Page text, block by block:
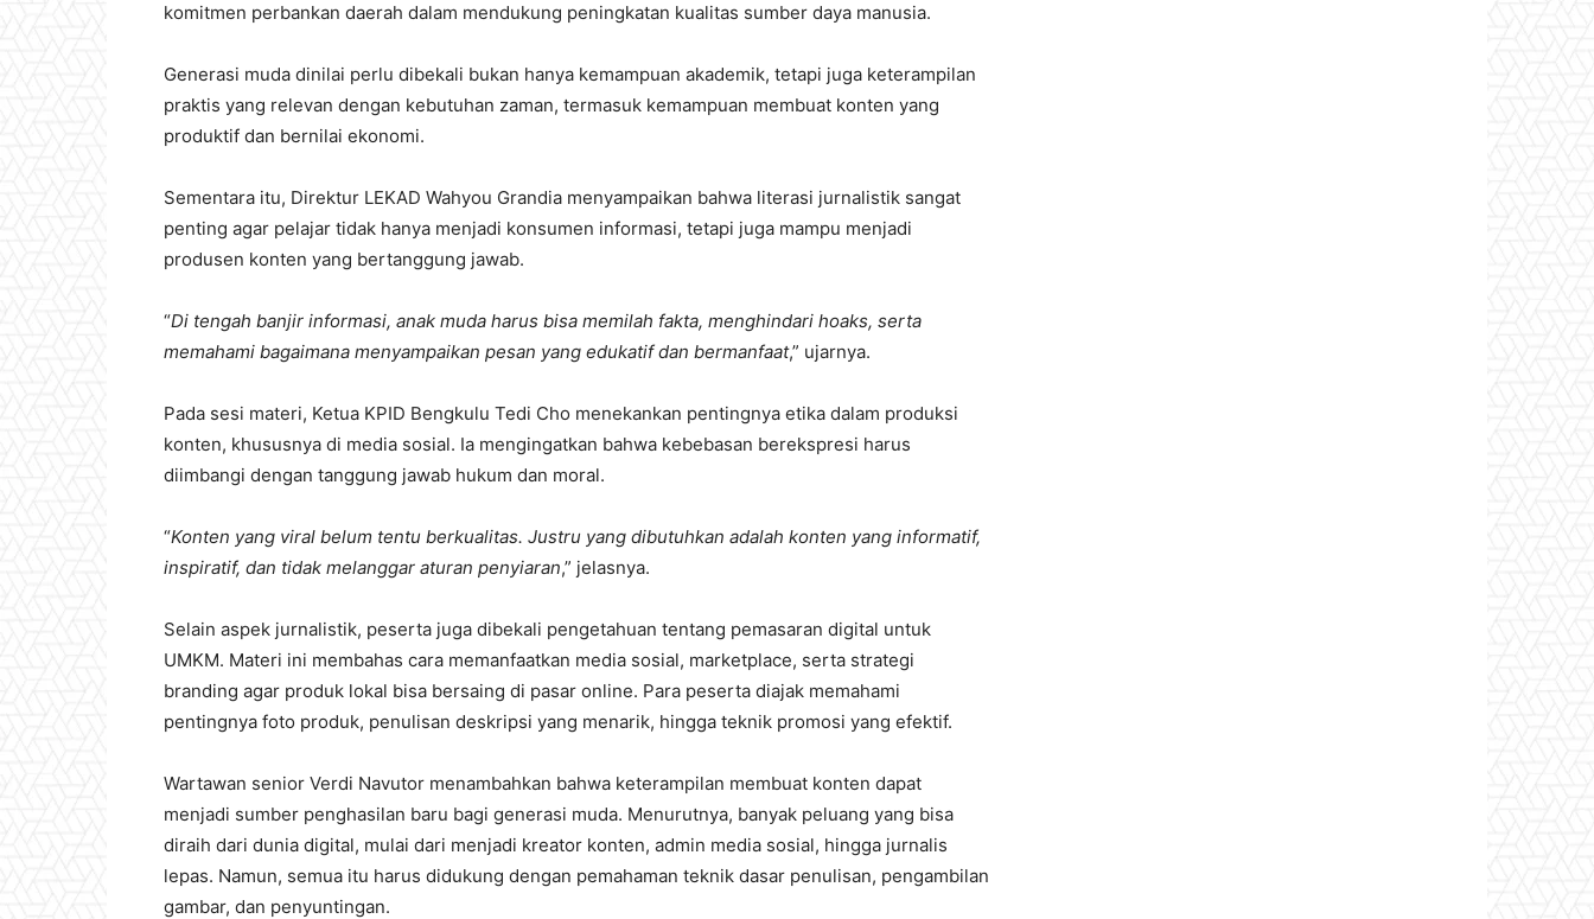
komitmen perbankan daerah dalam mendukung peningkatan kualitas sumber daya manusia.
Generasi muda dinilai perlu dibekali bukan hanya kemampuan akademik, tetapi juga keterampilan
praktis yang relevan dengan kebutuhan zaman, termasuk kemampuan membuat konten yang
produktif dan bernilai ekonomi.
Sementara itu, Direktur LEKAD Wahyou Grandia menyampaikan bahwa literasi jurnalistik sangat
penting agar pelajar tidak hanya menjadi konsumen informasi, tetapi juga mampu menjadi
produsen konten yang bertanggung jawab.
“Di tengah banjir informasi, anak muda harus bisa memilah fakta, menghindari hoaks, serta
memahami bagaimana menyampaikan pesan yang edukatif dan bermanfaat,” ujarnya.
Pada sesi materi, Ketua KPID Bengkulu Tedi Cho menekankan pentingnya etika dalam produksi
konten, khususnya di media sosial. Ia mengingatkan bahwa kebebasan berekspresi harus
diimbangi dengan tanggung jawab hukum dan moral.
“Konten yang viral belum tentu berkualitas. Justru yang dibutuhkan adalah konten yang informatif,
inspiratif, dan tidak melanggar aturan penyiaran,” jelasnya.
Selain aspek jurnalistik, peserta juga dibekali pengetahuan tentang pemasaran digital untuk
UMKM. Materi ini membahas cara memanfaatkan media sosial, marketplace, serta strategi
branding agar produk lokal bisa bersaing di pasar online. Para peserta diajak memahami
pentingnya foto produk, penulisan deskripsi yang menarik, hingga teknik promosi yang efektif.
Wartawan senior Verdi Navutor menambahkan bahwa keterampilan membuat konten dapat
menjadi sumber penghasilan baru bagi generasi muda. Menurutnya, banyak peluang yang bisa
diraih dari dunia digital, mulai dari menjadi kreator konten, admin media sosial, hingga jurnalis
lepas. Namun, semua itu harus didukung dengan pemahaman teknik dasar penulisan, pengambilan
gambar, dan penyuntingan.